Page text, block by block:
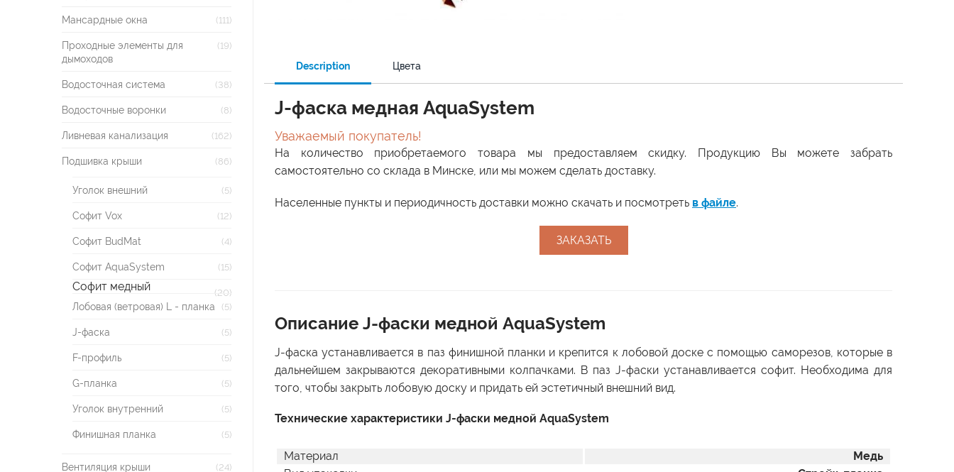
Мансардные окна (111)
Проходные элементы для
дымоходов
(19)
Водосточная система (38)
Водосточные воронки (8)
Ливневая канализация (162)
Подшивка крыши (86)
Уголок внешний (5)
Софит Vox (12)
Софит BudMat (4)
Софит AquaSystem (15)
Софит медный (20)
Лобовая (ветровая) L - планка (5)
J-фаска (5)
F-профиль (5)
G-планка (5)
Уголок внутренний (5)
Финишная планка (5)
Вентиляция крыши (24)
Description Цвета
J-фаска медная AquaSystem
Уважаемый покупатель!
На количество приобретаемого товара мы предоставляем скидку. Продукцию Вы можете забрать
самостоятельно со склада в Минске, или мы можем сделать доставку.
Населенные пункты и периодичность доставки можно скачать и посмотреть в файле.
ЗАКАЗАТЬ
Описание J-фаски медной AquaSystem
J-фаска устанавливается в паз финишной планки и крепится к лобовой доске с помощью саморезов, которые в
дальнейшем закрываются декоративными колпачками. В паз J-фаски устанавливается софит. Необходима для
того, чтобы закрыть лобовую доску и придать ей эстетичный внешний вид.
Технические характеристики J-фаски медной AquaSystem
Материал
Медь